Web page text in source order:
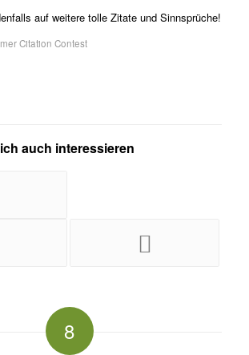
auf weitere tolle Zitate und Sinnsprüche!
Citation Contest
auch interessieren
8